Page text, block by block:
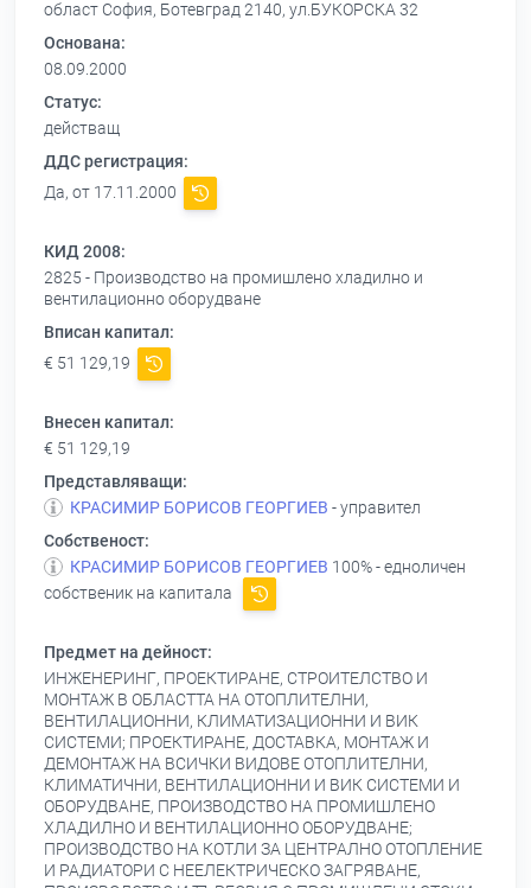
област София, Ботевград 2140, ул.БУКОРСКА 32
Основана:
08.09.2000
Статус:
действащ
ДДС регистрация:
Да, от 17.11.2000
КИД 2008:
2825 - Производство на промишлено хладилно и
вентилационно оборудване
Вписан капитал:
€ 51 129,19
Внесен капитал:
€ 51 129,19
Представляващи:
КРАСИМИР БОРИСОВ ГЕОРГИЕВ - управител
Собственост:
КРАСИМИР БОРИСОВ ГЕОРГИЕВ 100% - едноличен
собственик на капитала
Предмет на дейност:
ИНЖЕНЕРИНГ, ПРОЕКТИРАНЕ, СТРОИТЕЛСТВО И
МОНТАЖ В ОБЛАСТТА НА ОТОПЛИТЕЛНИ,
ВЕНТИЛАЦИОННИ, КЛИМАТИЗАЦИОННИ И ВИК
СИСТЕМИ; ПРОЕКТИРАНЕ, ДОСТАВКА, МОНТАЖ И
ДЕМОНТАЖ НА ВСИЧКИ ВИДОВЕ ОТОПЛИТЕЛНИ,
КЛИМАТИЧНИ, ВЕНТИЛАЦИОННИ И ВИК СИСТЕМИ И
ОБОРУДВАНЕ, ПРОИЗВОДСТВО НА ПРОМИШЛЕНО
ХЛАДИЛНО И ВЕНТИЛАЦИОННО ОБОРУДВАНЕ;
ПРОИЗВОДСТВО НА КОТЛИ ЗА ЦЕНТРАЛНО ОТОПЛЕНИЕ
И РАДИАТОРИ С НЕЕЛЕКТРИЧЕСКО ЗАГРЯВАНЕ,